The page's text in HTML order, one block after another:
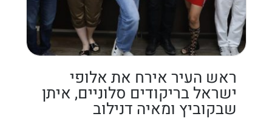
ראש העיר אירח את אלופי
ישראל בריקודים סלוניים, איתן
שבקוביץ ומאיה דנילוב